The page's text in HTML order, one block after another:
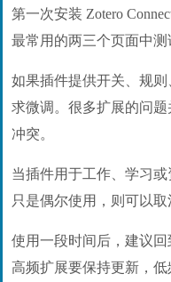
第一次安装 Zotero
最常用的两三个页面中
如果插件提供开关、规
求微调。很多扩展的问
冲突。
当插件用于工作、学习
只是偶尔使用，则可以
使用一段时间后，建议
高频扩展要保持更新，